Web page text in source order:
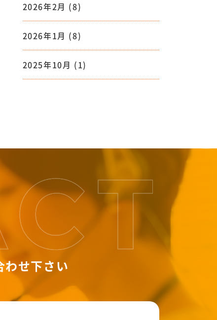
2026年2月 (8)
2026年1月 (8)
2025年10月 (1)
わせ下さい